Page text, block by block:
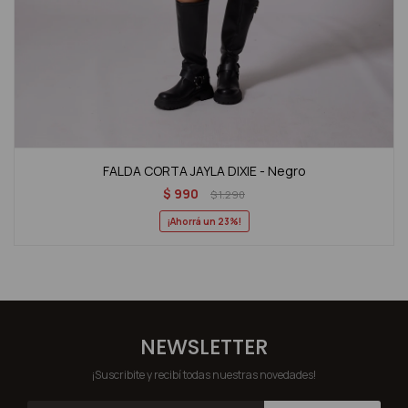
FALDA CORTA JAYLA DIXIE - Negro
$ 990 $1.290
23
NEWSLETTER
¡Suscribite y recibí todas nuestras novedades!